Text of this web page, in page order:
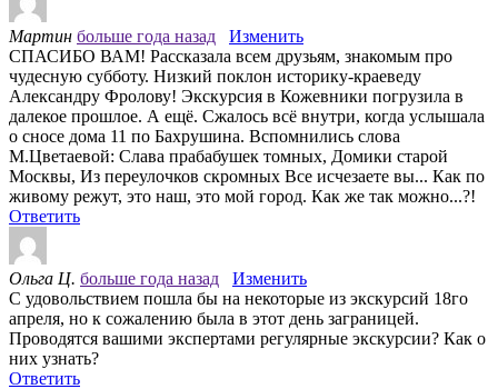
Мартин больше года назад
Изменить
СПАСИБО ВАМ! Рассказала всем друзьям, знакомым про
чудесную субботу. Низкий поклон историку-краеведу
Александру Фролову! Экскурсия в Кожевники погрузила в
далекое прошлое. А ещё. Сжалось всё внутри, когда услышала
о сносе дома 11 по Бахрушина. Вспомнились слова
М.Цветаевой: Слава прабабушек томных, Домики старой
Москвы, Из переулочков скромных Все исчезаете вы... Как по
живому режут, это наш, это мой город. Как же так можно...?!
Ответить
Ольга Ц. больше года назад
Изменить
С удовольствием пошла бы на некоторые из экскурсий 18го
апреля, но к сожалению была в этот день заграницей.
Проводятся вашими экспертами регулярные экскурсии? Как о
них узнать?
Ответить